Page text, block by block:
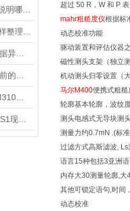
超过 50 R，W 和 P
mahr粗糙度仪根据标
动态校准功能
驱动装置和评估仪器
磁性测头支架（独立
机动测头归零设置（
马尔M400便携式粗
轮廓基本轮廓，波纹
测头电感式无导块测
测量力约0.7mN .(标
过滤方式高斯滤波, Ls
语言15种包括3亚洲
内存大30测量轮廓,大
其他可锁定语句,时间
动态校准